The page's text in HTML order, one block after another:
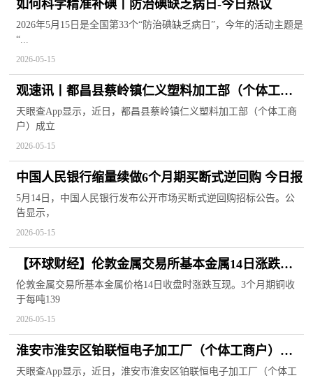
如何科学精准补碘丨防治碘缺乏病日-今日热议
2026年5月15日是全国第33个“防治碘缺乏病日”，今年的活动主题是
“...
2026-05-15
观速讯丨都昌县蔡岭镇仁义塑料加工部（个体工商
户）成立 注册资本8万人民币
天眼查App显示，近日，都昌县蔡岭镇仁义塑料加工部（个体工商
户）成立
2026-05-15
中国人民银行缩量续做6个月期买断式逆回购 今日报
5月14日，中国人民银行发布公开市场买断式逆回购招标公告。公
告显示，
2026-05-15
【环球财经】伦敦金属交易所基本金属14日涨跌互
现-天天快报
伦敦金属交易所基本金属价格14日收盘时涨跌互现。3个月期铜收
于每吨139
2026-05-15
淮安市淮安区铂联恒电子加工厂（个体工商户）成
立 注册资本15万人民币
天眼查App显示，近日，淮安市淮安区铂联恒电子加工厂（个体工